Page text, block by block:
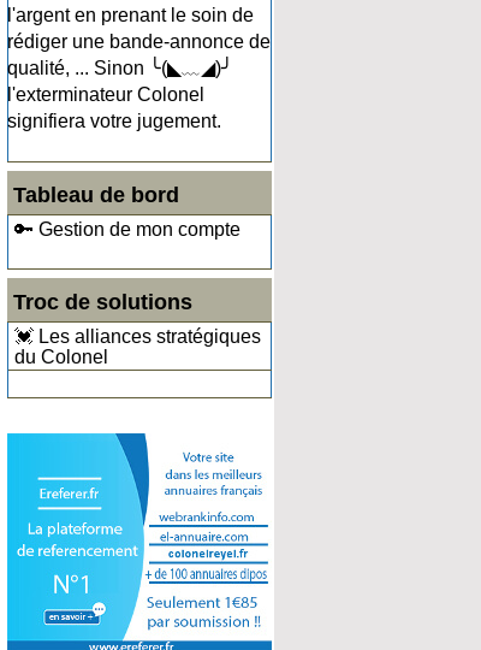
l'argent en prenant le soin de
rédiger une bande-annonce de
qualité, ... Sinon ╰(◣﹏◢)╯
l'exterminateur Colonel
signifiera votre jugement.
Tableau de bord
🔑 Gestion de mon compte
Troc de solutions
💓 Les alliances stratégiques
du Colonel